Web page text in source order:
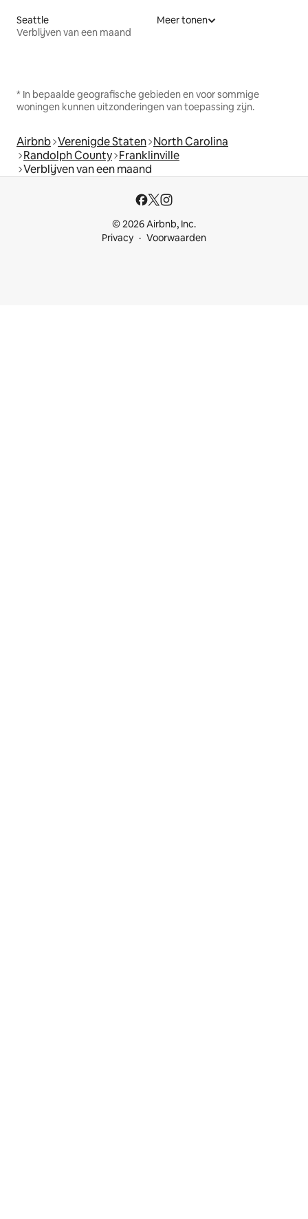
Seattle
Verblijven van een maand
Meer tonen
* In bepaalde geografische gebieden en voor sommige
woningen kunnen uitzonderingen van toepassing zijn.
Airbnb Verenigde Staten North Carolina
Randolph County Franklinville
Verblijven van een maand
© 2026 Airbnb, Inc.
Privacy
Voorwaarden